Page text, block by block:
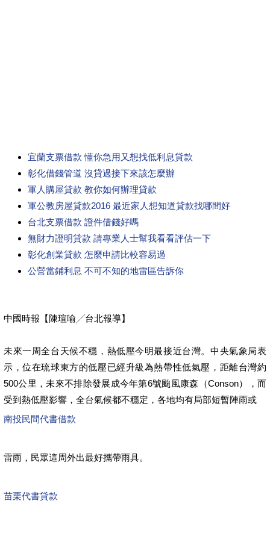
宜蘭支票借款 懂你急用又想找低利息貸款
彰化借錢管道 沒貸過接下來該怎麼辦
軍人購屋貸款 教你如何辦理貸款
軍公教房屋貸款2016 最近家人想知道貸款找哪間好
台北支票借款 證件借錢好嗎
無財力證明貸款 請專業人士幫我看看評估一下
彰化創業貸款 怎麼申請比較容易過
公營當鋪利息 不可不知的地雷區告訴你
中國時報【陳瑄喻╱台北報導】
未來一周全台天候不穩，熱低壓今明最接近台灣。中央氣象局表
示，位在琉球東方的低壓已經升級為熱帶性低氣壓，距離台灣約
500公里，未來不排除發展成今年第6號颱風康森（Conson），而
受到熱低壓影響，全台氣候都不穩定，各地均有局部短暫陣雨或
南投民間代書借款
雷雨，民眾這周外出最好攜帶雨具。
苗栗代書貸款